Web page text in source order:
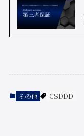
その他 CSDDD